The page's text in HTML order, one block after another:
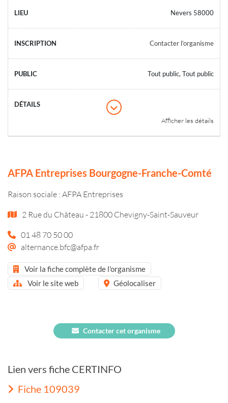
Nevers 58000
Contacter l’organisme
Tout public, Tout public
Afficher les détails
AFPA Entreprises Bourgogne-Franche-Comté
Raison sociale : AFPA Entreprises
2 Rue du Château - 21800 Chevigny-Saint-Sauveur
01 48 70 50 00
alternance.bfc@afpa.fr
Voir la fiche complète de l'organisme
Voir le site web
Géolocaliser
Contacter cet organisme
Lien vers fiche CERTINFO
Fiche 109039